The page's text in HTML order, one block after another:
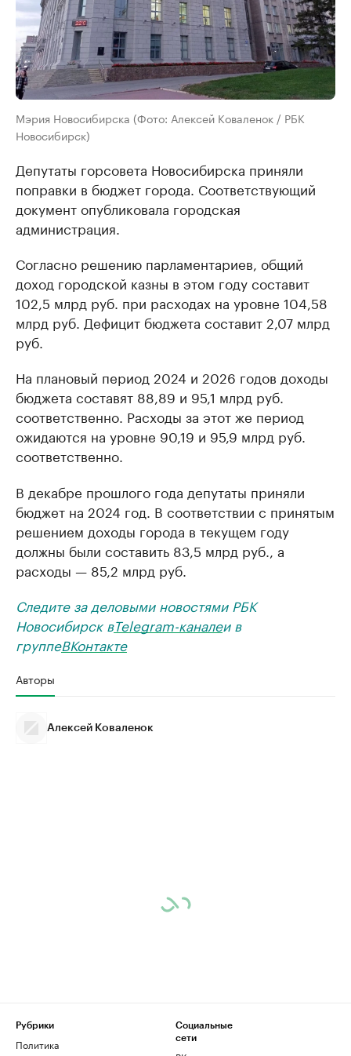
Мэрия Новосибирска (Фото: Алексей Коваленок / РБК
Новосибирск)
Депутаты горсовета Новосибирска приняли
поправки в бюджет города. Соответствующий
документ опубликовала городская
администрация.
Согласно решению парламентариев, общий
доход городской казны в этом году составит
102,5 млрд руб. при расходах на уровне 104,58
млрд руб. Дефицит бюджета составит 2,07 млрд
руб.
На плановый период 2024 и 2026 годов доходы
бюджета составят 88,89 и 95,1 млрд руб.
соответственно. Расходы за этот же период
ожидаются на уровне 90,19 и 95,9 млрд руб.
соответственно.
В декабре прошлого года депутаты приняли
бюджет на 2024 год. В соответствии с принятым
решением доходы города в текущем году
должны были составить 83,5 млрд руб., а
расходы — 85,2 млрд руб.
Следите за деловыми новостями РБК
Новосибирск вTelegram-каналеи в
группеВКонтакте
Авторы
Алексей Коваленок
Рубрики
Политика
Социальные
сети